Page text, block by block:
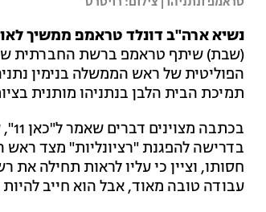
נשיא ארה"ב דונלד טראמפ ממשיך
הפוליטית של ראש הממשלה בנימין
תמיכת הבית הלבן בנתניהו מותנית
בדרישה להפגנת "רציונליות" מצד
חסותו, וציין כי עליו לראות תחילה
עבודה טובה מאוד, אבל הוא חייב